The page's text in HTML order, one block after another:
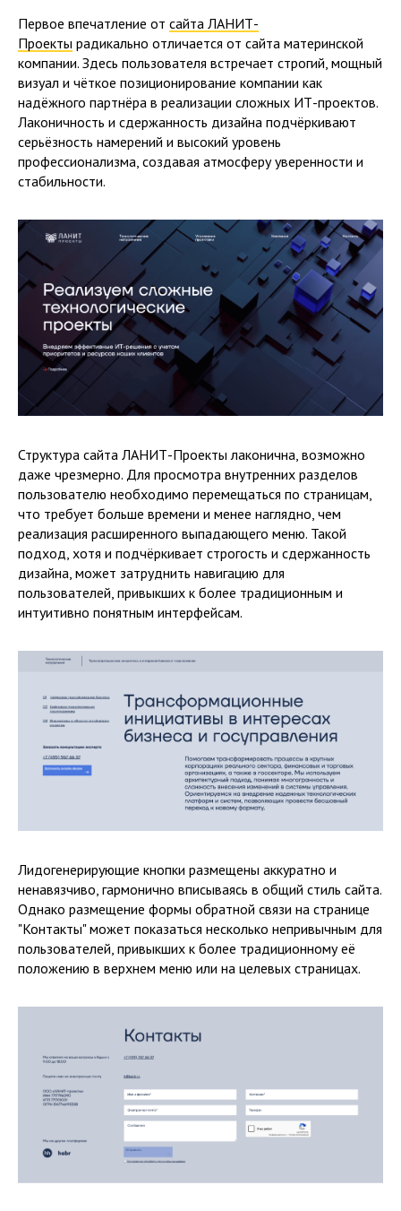
Первое впечатление от сайта ЛАНИТ-
Проекты радикально отличается от сайта материнской
компании. Здесь пользователя встречает строгий, мощный
визуал и чёткое позиционирование компании как
надёжного партнёра в реализации сложных ИТ-проектов.
Лаконичность и сдержанность дизайна подчёркивают
серьёзность намерений и высокий уровень
профессионализма, создавая атмосферу уверенности и
стабильности.
Структура сайта ЛАНИТ-Проекты лаконична, возможно
даже чрезмерно. Для просмотра внутренних разделов
пользователю необходимо перемещаться по страницам,
что требует больше времени и менее наглядно, чем
реализация расширенного выпадающего меню. Такой
подход, хотя и подчёркивает строгость и сдержанность
дизайна, может затруднить навигацию для
пользователей, привыкших к более традиционным и
интуитивно понятным интерфейсам.
Лидогенерирующие кнопки размещены аккуратно и
ненавязчиво, гармонично вписываясь в общий стиль сайта.
Однако размещение формы обратной связи на странице
"Контакты" может показаться несколько непривычным для
пользователей, привыкших к более традиционному её
положению в верхнем меню или на целевых страницах.